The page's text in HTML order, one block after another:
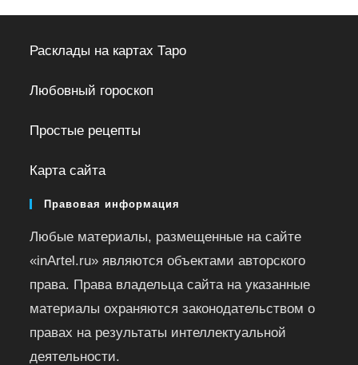
Расклады на картах Таро
Любовный гороскоп
Простые рецепты
Карта сайта
Правовая информация
Любые материалы, размещенные на сайте
«inArtel.ru» являются объектами авторского
права. Права владельца сайта на указанные
материалы охраняются законодательством о
правах на результаты интеллектуальной
деятельности.